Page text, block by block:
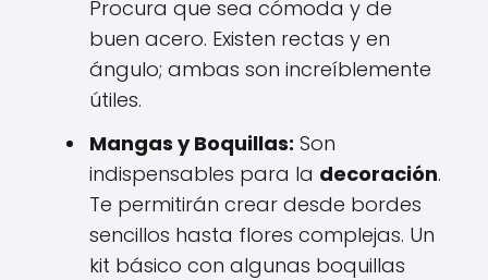
Procura que sea cómoda y de
buen acero. Existen rectas y en
ángulo; ambas son increíblemente
útiles.
Mangas y Boquillas: Son
indispensables para la decoración.
Te permitirán crear desde bordes
sencillos hasta flores complejas. Un
kit básico con algunas boquillas